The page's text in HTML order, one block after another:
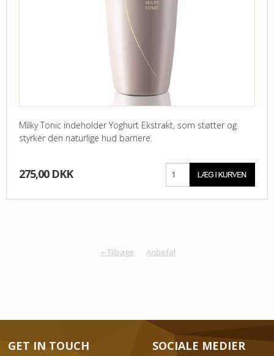
Milky Tonic indeholder Yoghurt Ekstrakt, som støtter og
styrker den naturlige hud barriere.
275,00 DKK
«-Tilbage Anbefal
GET IN TOUCH SOCIALE MEDIER